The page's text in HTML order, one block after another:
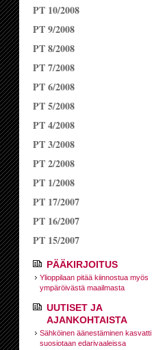
PT 10/2008
PT 9/2008
PT 8/2008
PT 7/2008
PT 6/2008
PT 5/2008
PT 4/2008
PT 3/2008
PT 2/2008
PT 1/2008
PT 17/2007
PT 16/2007
PT 15/2007
PÄÄKIRJOITUS
Ylioppilaan pitää kiinnostua myös
ympäröivästä maailmasta
UUTISET JA
AJANKOHTAISTA
Sähköinen äänestäminen kasvatti
suosiotaan edarivaaleissa